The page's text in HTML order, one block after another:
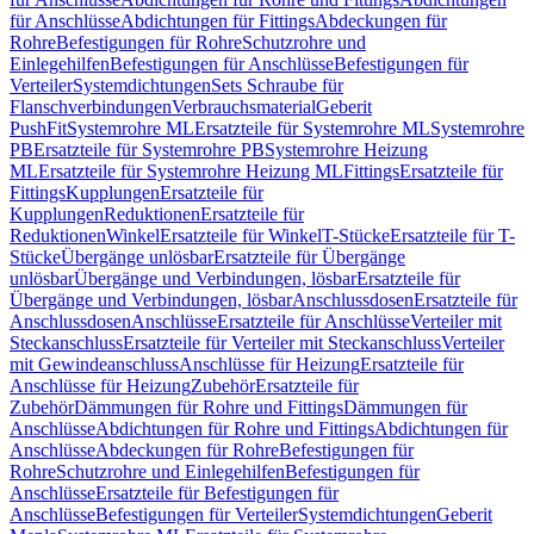
für AnschlüsseAbdichtungen für FittingsAbdeckungen für
RohreBefestigungen für RohreSchutzrohre und
EinlegehilfenBefestigungen für AnschlüsseBefestigungen für
VerteilerSystemdichtungenSets Schraube für
FlanschverbindungenVerbrauchsmaterialGeberit
PushFitSystemrohre MLErsatzteile für Systemrohre MLSystemrohre
PBErsatzteile für Systemrohre PBSystemrohre Heizung
MLErsatzteile für Systemrohre Heizung MLFittingsErsatzteile für
FittingsKupplungenErsatzteile für
KupplungenReduktionenErsatzteile für
ReduktionenWinkelErsatzteile für WinkelT-StückeErsatzteile für T-
StückeÜbergänge unlösbarErsatzteile für Übergänge
unlösbarÜbergänge und Verbindungen, lösbarErsatzteile für
Übergänge und Verbindungen, lösbarAnschlussdosenErsatzteile für
AnschlussdosenAnschlüsseErsatzteile für AnschlüsseVerteiler mit
SteckanschlussErsatzteile für Verteiler mit SteckanschlussVerteiler
mit GewindeanschlussAnschlüsse für HeizungErsatzteile für
Anschlüsse für HeizungZubehörErsatzteile für
ZubehörDämmungen für Rohre und FittingsDämmungen für
AnschlüsseAbdichtungen für Rohre und FittingsAbdichtungen für
AnschlüsseAbdeckungen für RohreBefestigungen für
RohreSchutzrohre und EinlegehilfenBefestigungen für
AnschlüsseErsatzteile für Befestigungen für
AnschlüsseBefestigungen für VerteilerSystemdichtungenGeberit